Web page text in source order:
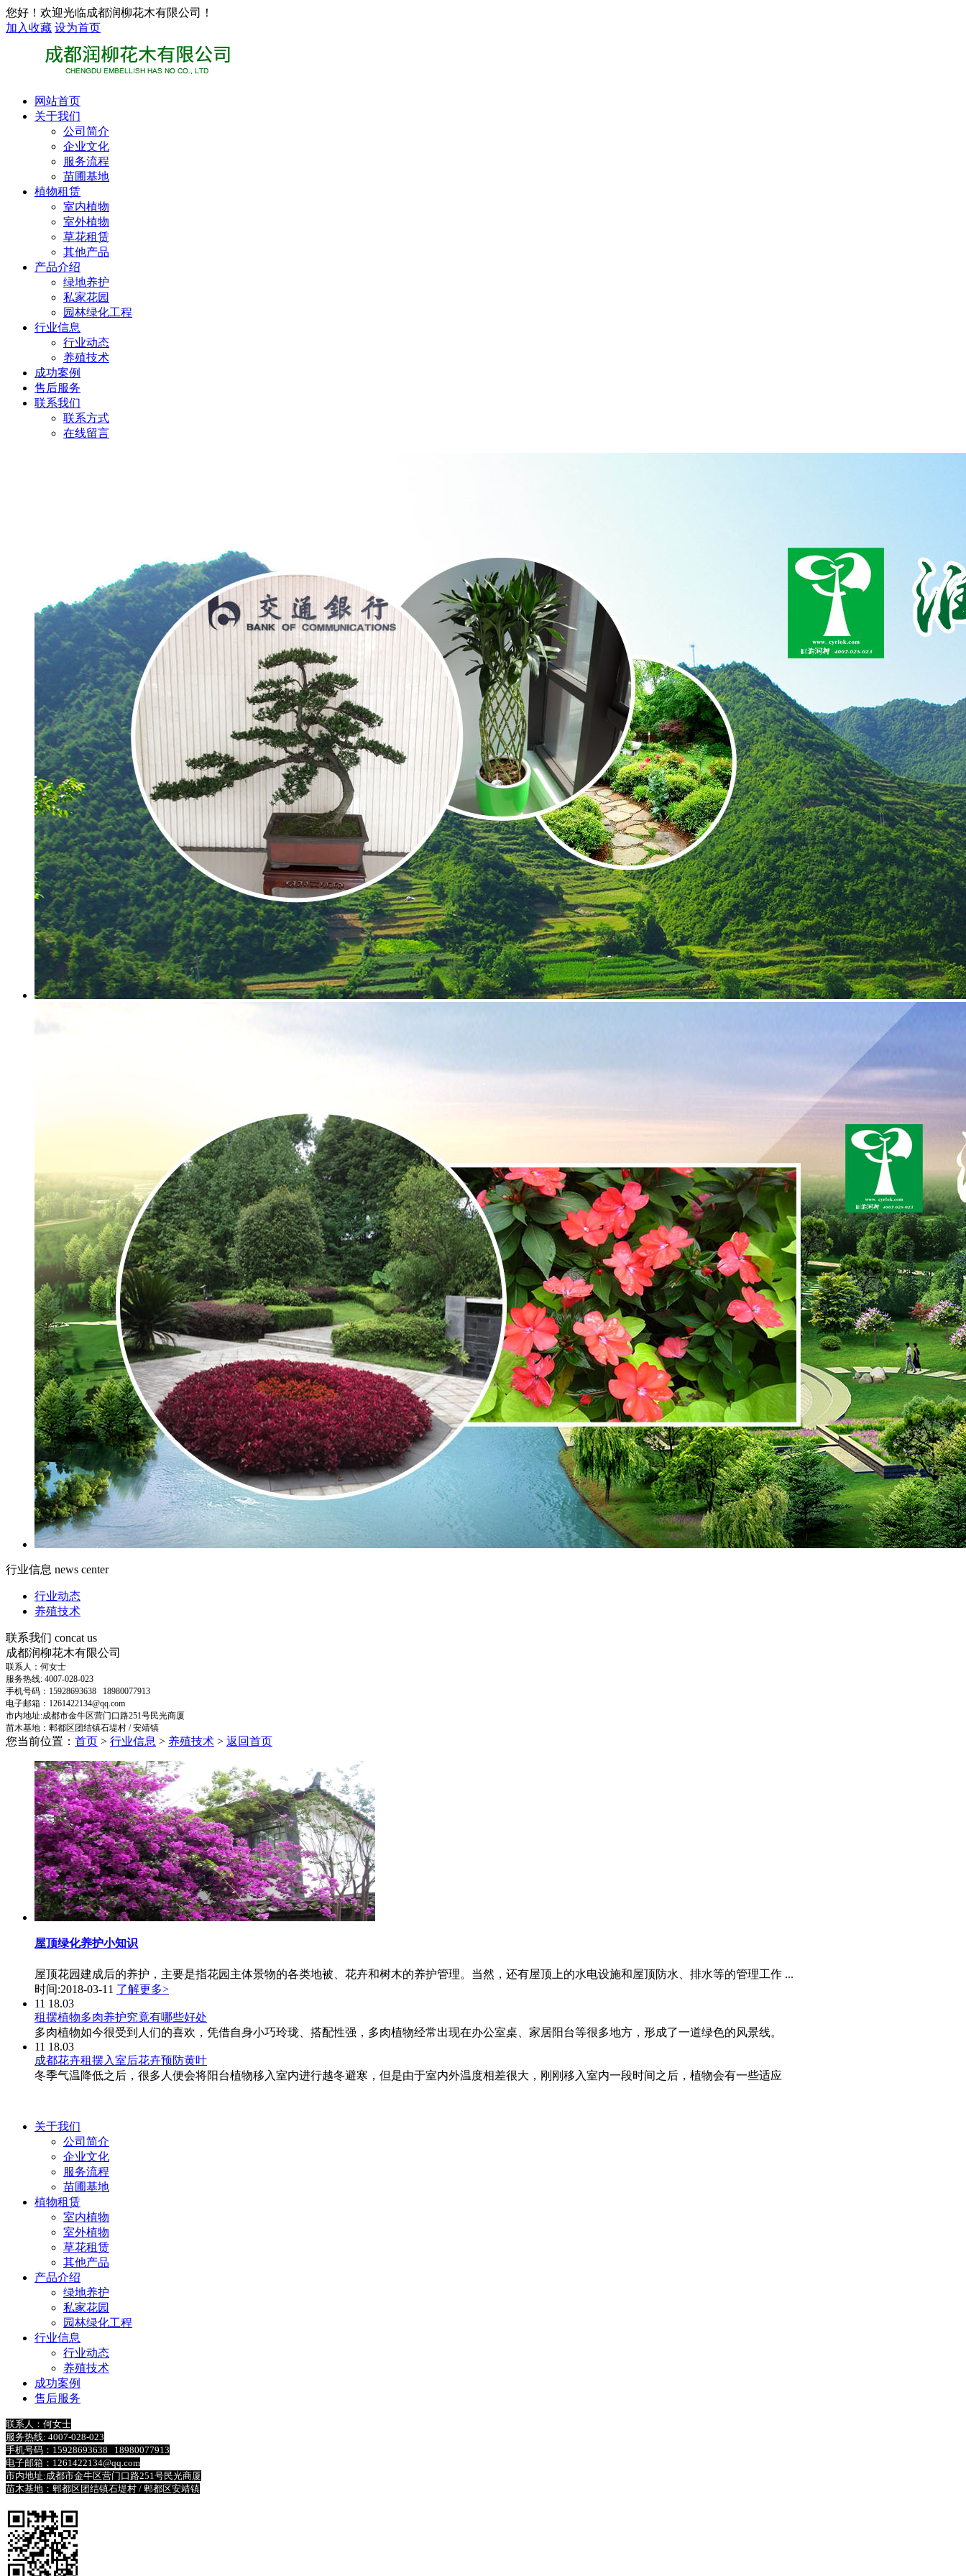
您好！欢迎光临成都润柳花木有限公司！
加入收藏 设为首页
网站首页
关于我们
公司简介
企业文化
服务流程
苗圃基地
植物租赁
室内植物
室外植物
草花租赁
其他产品
产品介绍
绿地养护
私家花园
园林绿化工程
行业信息
行业动态
养殖技术
成功案例
售后服务
联系我们
联系方式
在线留言
行业信息 news center
行业动态
养殖技术
联系我们 concat us
成都润柳花木有限公司
联系人：何女士
服务热线: 4007-028-023
手机号码：15928693638 18980077913
电子邮箱：1261422134@qq.com
市内地址:成都市金牛区营门口路251号民光商厦
苗木基地：郫都区团结镇石堤村 / 安靖镇
您当前位置： 首页 > 行业信息 > 养殖技术 > 返回首页
屋顶绿化养护小知识
屋顶花园建成后的养护，主要是指花园主体景物的各类地被、花卉和树木的养护管理。当然，还有屋顶上的水电设施和屋顶防水、排水等的管理工作 ...
时间:2018-03-11 了解更多>
11 18.03
租摆植物多肉养护究竟有哪些好处
多肉植物如今很受到人们的喜欢，凭借自身小巧玲珑、搭配性强，多肉植物经常出现在办公室桌、家居阳台等很多地方，形成了一道绿色的风景线。
11 18.03
成都花卉租摆入室后花卉预防黄叶
冬季气温降低之后，很多人便会将阳台植物移入室内进行越冬避寒，但是由于室内外温度相差很大，刚刚移入室内一段时间之后，植物会有一些适应
关于我们
公司简介
企业文化
服务流程
苗圃基地
植物租赁
室内植物
室外植物
草花租赁
其他产品
产品介绍
绿地养护
私家花园
园林绿化工程
行业信息
行业动态
养殖技术
成功案例
售后服务
联系人：何女士
服务热线: 4007-028-023
手机号码：15928693638 18980077913
电子邮箱：1261422134@qq.com
市内地址:成都市金牛区营门口路251号民光商厦
苗木基地：郫都区团结镇石堤村 / 郫都区安靖镇